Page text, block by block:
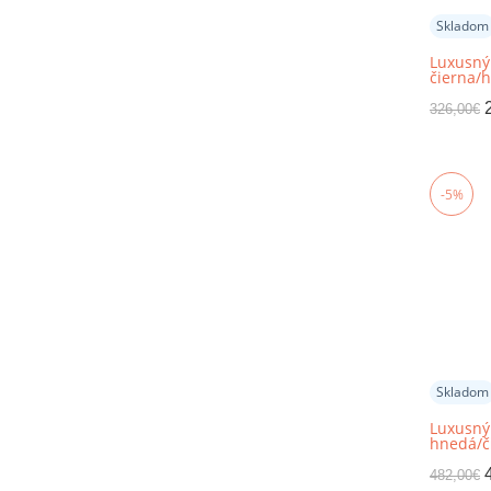
Skladom
čierna/
TYP 4
326,00€
-5%
Skladom
hnedá/
TYP 3
482,00€